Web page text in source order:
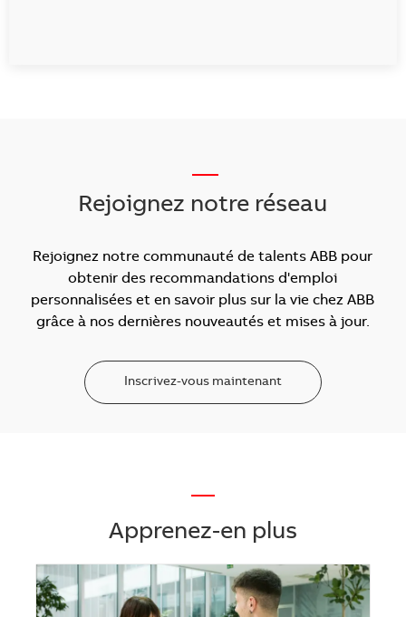
Rejoignez notre réseau
Rejoignez notre communauté de talents ABB pour
obtenir des recommandations d'emploi
personnalisées et en savoir plus sur la vie chez ABB
grâce à nos dernières nouveautés et mises à jour.
Inscrivez-vous maintenant
—
Apprenez-en plus